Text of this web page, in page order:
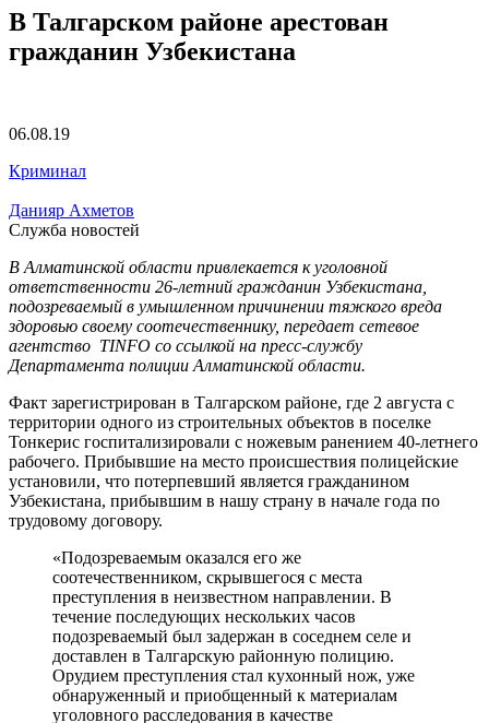
В Талгарском районе арестован
гражданин Узбекистана
06.08.19
Криминал
Данияр Ахметов
Служба новостей
В Алматинской области привлекается к уголовной
ответственности 26-летний гражданин Узбекистана,
подозреваемый в умышленном причинении тяжкого вреда
здоровью своему соотечественнику, передает сетевое
агентство TINFO со ссылкой на пресс-службу
Департамента полиции Алматинской области.
Факт зарегистрирован в Талгарском районе, где 2 августа с
территории одного из строительных объектов в поселке
Тонкерис госпитализировали с ножевым ранением 40-летнего
рабочего. Прибывшие на место происшествия полицейские
установили, что потерпевший является гражданином
Узбекистана, прибывшим в нашу страну в начале года по
трудовому договору.
«Подозреваемым оказался его же
соотечественником, скрывшегося с места
преступления в неизвестном направлении. В
течение последующих нескольких часов
подозреваемый был задержан в соседнем селе и
доставлен в Талгарскую районную полицию.
Орудием преступления стал кухонный нож, уже
обнаруженный и приобщенный к материалам
уголовного расследования в качестве